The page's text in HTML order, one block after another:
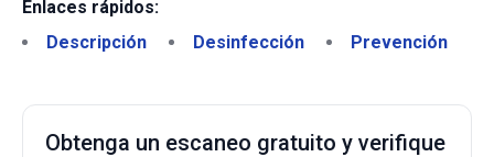
Enlaces rápidos:
Descripción
Desinfección Prevención
Obtenga un escaneo gratuito y verifique